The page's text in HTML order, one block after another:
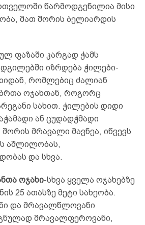
წარმოდგენილია მისი
მათ შორის ბელიარდის
ფაზაში კარგად ჭამს
იზრდება ჭილები-
რომლებიც ძალიან
ოჯახთან, როგორც
სახით. ჭილების დიდი
ან ცუდადჭმადი
შორის მრავალი მავნეა, იწვევს
აშლილობას,
და სხვა.
ოჯახი-სხვა ყველა ოჯახებზე
25 ათასზე მეტი სახეობა.
და მრავალწლოვანი
მრავალფეროვანი,